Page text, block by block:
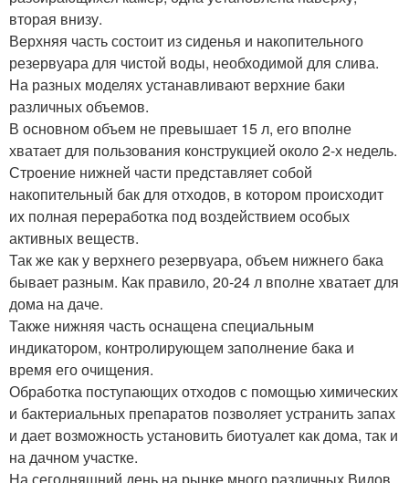
вторая внизу.
Верхняя часть состоит из сиденья и накопительного
резервуара для чистой воды, необходимой для слива.
На разных моделях устанавливают верхние баки
различных объемов.
В основном объем не превышает 15 л, его вполне
хватает для пользования конструкцией около 2-х недель.
Строение нижней части представляет собой
накопительный бак для отходов, в котором происходит
их полная переработка под воздействием особых
активных веществ.
Так же как у верхнего резервуара, объем нижнего бака
бывает разным. Как правило, 20-24 л вполне хватает для
дома на даче.
Также нижняя часть оснащена специальным
индикатором, контролирующем заполнение бака и
время его очищения.
Обработка поступающих отходов с помощью химических
и бактериальных препаратов позволяет устранить запах
и дает возможность установить биотуалет как дома, так и
на дачном участке.
На сегодняшний день на рынке много различных Видов